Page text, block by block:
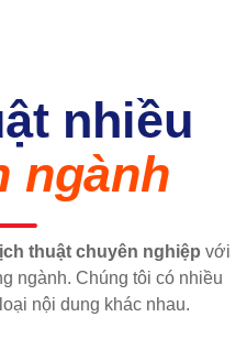
nhiều
ngành
thuật chuyên nghiệp với
ngành. Chúng tôi có nhiều
nội dung khác nhau.